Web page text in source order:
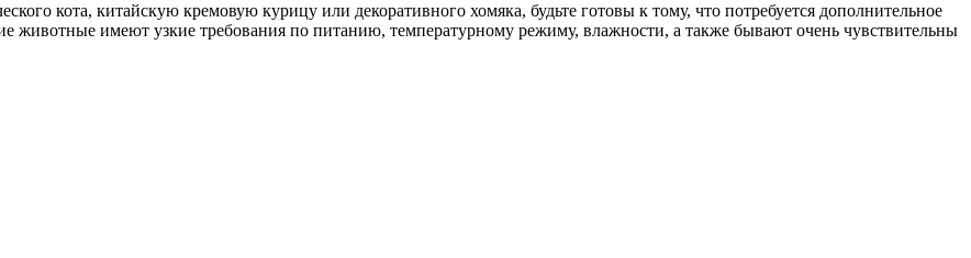
кота, китайскую кремовую курицу или декоративного хомяка, будьте готовы к тому, что потребуется дополнительное
животные имеют узкие требования по питанию, температурному режиму, влажности, а также бывают очень чувствительны